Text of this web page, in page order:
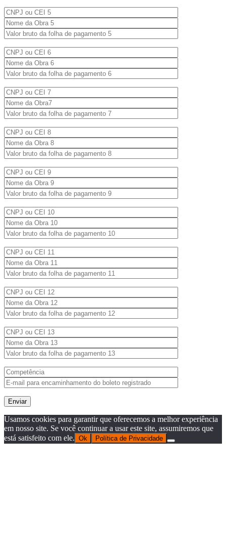
Usamos cookies para garantir que oferecemos a melhor experiência
em nosso site. Se você continuar a usar este site, assumiremos que
está satisfeito com ele. Ok Política de Privacidade